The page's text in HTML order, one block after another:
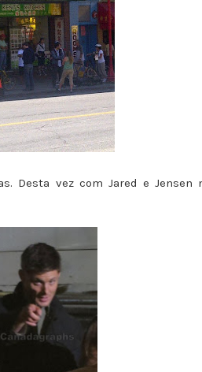
Desta vez com Jared e Jensen